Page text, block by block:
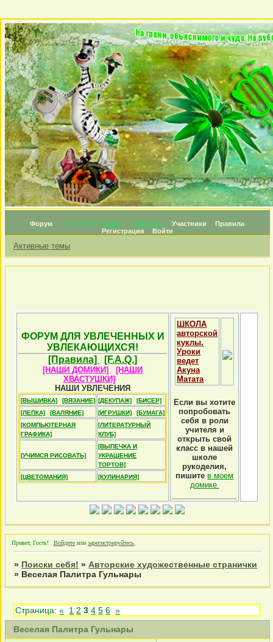
Форум Личные топики Награды Участники
Правила
Регистрация
Войти
Активные темы
ФОРУМ ДЛЯ УВЛЕЧЕННЫХ И
УВЛЕКАЮЩИХСЯ!
[Правила]
[F.A.Q.]
[НАШИ ДОМИКИ]
[НАШИ
ХВАСТУШКИ]
НАШИ УВЛЕЧЕНИЯ
[ВЫШИВКА] [ВЯЗАНИЕ] [ДЕКУПАЖ]
[БИСЕР]
[ЛЕПКА]
[ВАЛЯНИЕ] [ИГРУШКИ]
[БУМАГА]
[КОМПЬЮТЕРНАЯ
ГРАФИКА]
[ЛИТЕРАТУРНЫЙ
КЛУБ]
[УЧИМСЯ РИСОВАТЬ]
[ВЫПЕЧКА И
УКРАШЕНИЕ
ТОРТОВ]
[ЦВЕТОМАНИЯ]
[КУЛИНАРИЯ]
ШКОЛА
авторской
куклы.
Уроки
ведет
Акуна
Матата
Если вы хотите
попробовать
себя в роли
учителя и
открыть свой
класс в нашей
школе
рукоделия,
пишите в моем
домике
Привет, Гость! Войдите или зарегистрируйтесь
» Поиски себя! »Авторские художественные странички
» Веселая Палитра Гульнары
Веселая Палитра Гульнары
Страница:« 1 2 3 4 5 6 »